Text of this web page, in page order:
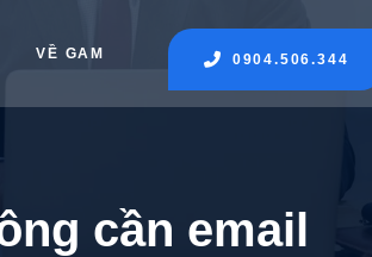
VỀ GAM 0904.506.344
cần email